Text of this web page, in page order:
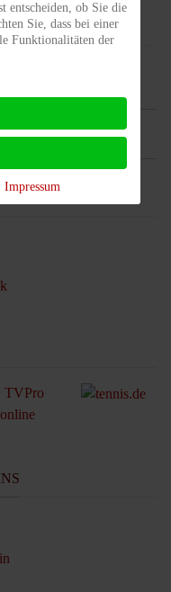
USV Potsdam
Friedrichstadt
entscheiden, ob Sie die
Sie, dass bei einer
Funktionalitäten der
Impressum